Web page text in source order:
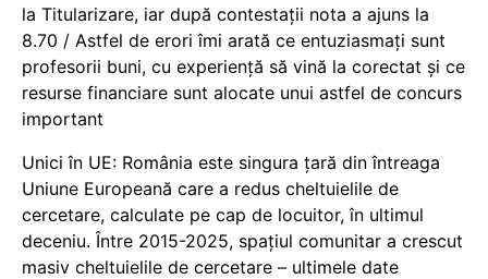
la Titularizare, iar după contestații nota a ajuns la
8.70 / Astfel de erori îmi arată ce entuziasmați sunt
profesorii buni, cu experiență să vină la corectat și ce
resurse financiare sunt alocate unui astfel de concurs
important
Unici în UE: România este singura țară din întreaga
Uniune Europeană care a redus cheltuielile de
cercetare, calculate pe cap de locuitor, în ultimul
deceniu. Între 2015-2025, spațiul comunitar a crescut
masiv cheltuielile de cercetare – ultimele date